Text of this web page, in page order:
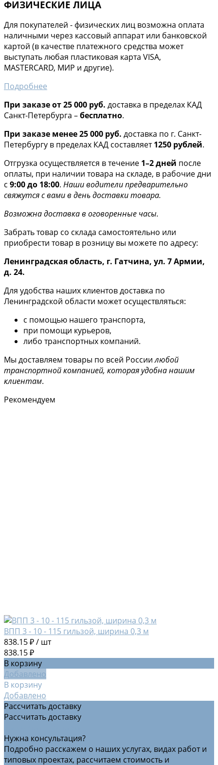
ФИЗИЧЕСКИЕ ЛИЦА
Для покупателей - физических лиц возможна оплата
наличными через кассовый аппарат или банковской
картой (в качестве платежного средства может
выступать любая пластиковая карта VISA,
MASTERCARD, МИР и другие).
Подробнее
При заказе от 25 000 руб. доставка в пределах КАД
Санкт-Петербурга –бесплатно.
При заказе менее 25 000 руб. доставка по г. Санкт-
Петербургу в пределах КАД составляет1250 рублей.
Отгрузка осуществляется в течение 1–2 дней после
оплаты, при наличии товара на складе, в рабочие дни
с 9:00 до 18:00. Наши водители предварительно
свяжутся с вами в день доставки товара.
Возможна доставка в оговоренные часы.
Забрать товар со склада самостоятельно или
приобрести товар в розницу вы можете по адресу:
Ленинградская область, г. Гатчина, ул. 7 Армии,
д. 24.
Для удобства наших клиентов доставка по
Ленинградской области может осуществляться:
с помощью нашего транспорта,
при помощи курьеров,
либо транспортных компаний.
Мы доставляем товары по всей Россиилюбой
транспортной компанией, которая удобна нашим
клиентам.
Рекомендуем
ВПП 3 - 10 - 115 гильзой, ширина 0,3 м
838.15 ₽/ шт
838.15 ₽
В корзину
Добавлено
В корзину
Добавлено
Рассчитать доставку
Рассчитать доставку
Нужна консультация?
Подробно расскажем о наших услугах, видах работ и
типовых проектах, рассчитаем стоимость и